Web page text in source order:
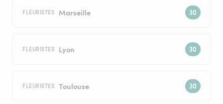
FLEURISTES Marseille
FLEURISTES Lyon
FLEURISTES Toulouse